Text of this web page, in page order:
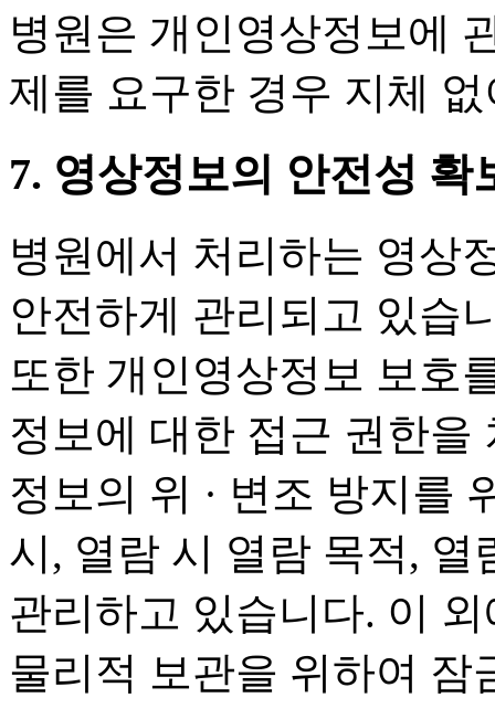
병원은 개인영상정보에
제를 요구한 경우 지체
7. 영상정보의 안전성 확
병원에서 처리하는 영상
안전하게 관리되고 있습
또한 개인영상정보 보호
정보에 대한 접근 권한을
정보의 위 · 변조 방지를
시, 열람 시 열람 목적,
관리하고 있습니다. 이
물리적 보관을 위하여 잠